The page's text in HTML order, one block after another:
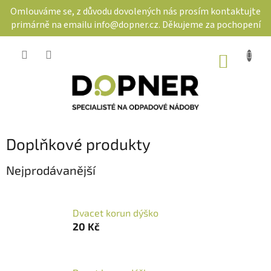
Přejít
obsah
Omlouváme se, z důvodu dovolených nás prosím kontaktujte
primárně na emailu info@dopner.cz. Děkujeme za pochopení
Doplňkové produkty
Nejprodávanější
Dvacet korun dýško
20 Kč